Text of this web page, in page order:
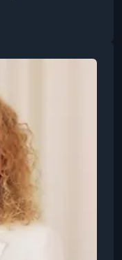
по
«Новая аптека»,
по
компании.